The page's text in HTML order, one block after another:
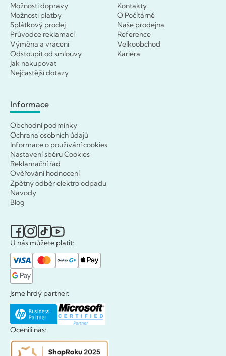
Možnosti dopravy
Možnosti platby
Splátkový prodej
Průvodce reklamací
Výměna a vrácení
Odstoupit od smlouvy
Jak nakupovat
Nejčastější dotazy
Kontakty
O Počítárně
Naše prodejna
Reference
Velkoobchod
Kariéra
Informace
Obchodní podmínky
Ochrana osobních údajů
Informace o používání cookies
Nastavení sběru Cookies
Reklamační řád
Ověřování hodnocení
Zpětný odběr elektro odpadu
Návody
Blog
U nás můžete platit:
Jsme hrdý partner:
Ocenili nás: